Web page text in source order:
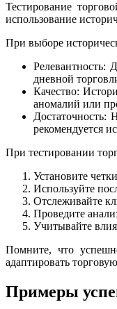
Тестирование
использование
При выборе
Релевантность:
дневной
Качество:
аномалий или
Достаточность:
рекомендуется
При тестировании
Установите
Используйте
Отслеживайте
Проведите
Учитывайте
Помните, что
адаптировать
Примеры